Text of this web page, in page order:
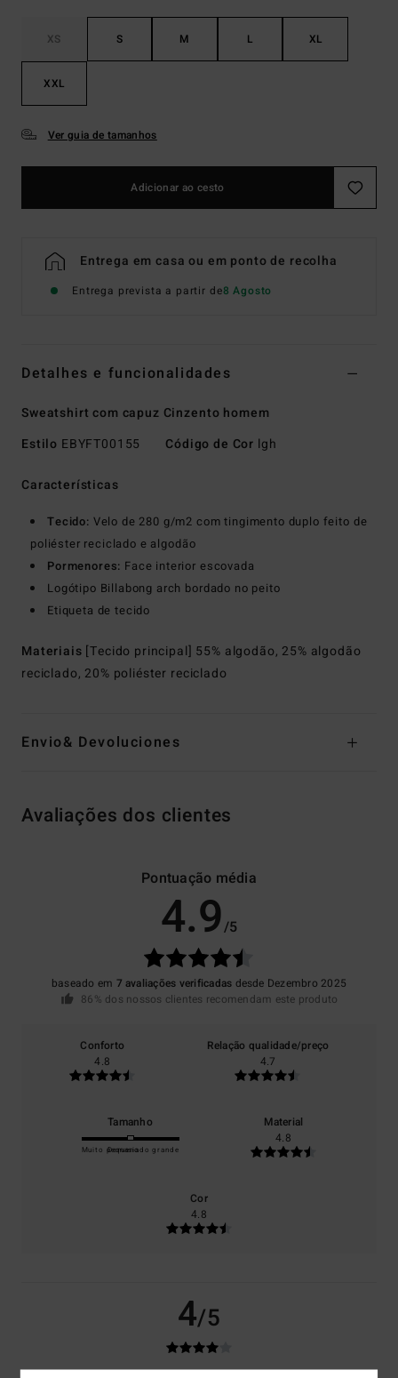
XS S M L XL
XXL
Ver guia de tamanhos
Adicionar ao cesto
Entrega em casa ou em ponto de recolha
Entrega prevista a partir de8 Agosto
Detalhes e funcionalidades
Sweatshirt com capuz Cinzento homem
Estilo EBYFT00155 Código de Cor lgh
Características
Tecido: Velo de 280 g/m2 com tingimento duplo feito de
poliéster reciclado e algodão
Pormenores: Face interior escovada
Logótipo Billabong arch bordado no peito
Etiqueta de tecido
Materiais [Tecido principal] 55% algodão, 25% algodão
reciclado, 20% poliéster reciclado
Envio& Devoluciones
Avaliações dos clientes
Pontuação média
4.9/5
baseado em 7 avaliações verificadas desde Dezembro 2025
86% dos nossos clientes recomendam este produto
Conforto
4.8
Relação qualidade/preço
4.7
Tamanho
Muito pequeno
Demasiado grande
Material
4.8
Cor
4.8
4/5